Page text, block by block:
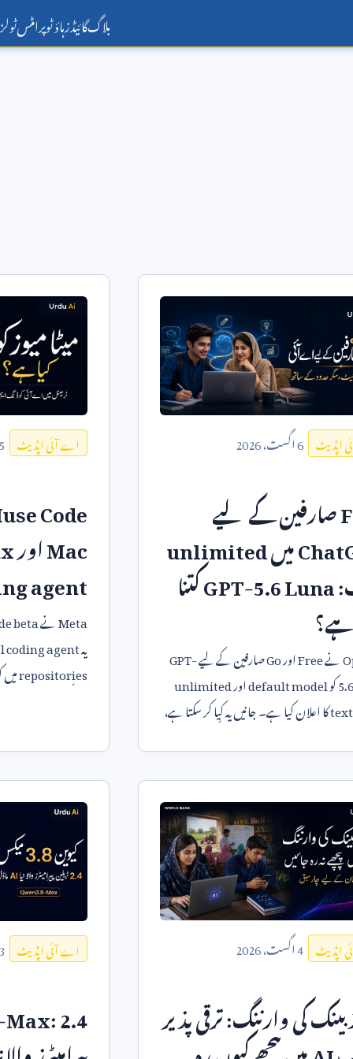
بلاگگائیڈزہاؤ ٹوپرامٹسٹولز
اپڈیٹ 6اگست،2026
صارفین کے لیے
میںunlimited
GPT-5.6 Lunaکتنا
ہے؟
نےFreeاورGoصارفین کے لیےGPT-
کوdefault modelاورunlimited
کا اعلان کیا ہے۔ جانیں یہ کیا کر سکتا ہے،
اے آئی اپڈیٹ 5
Code
Macاور
agent
Metaنےbeta
یہagent
repositories
اپڈیٹ 4اگست،2026
کی وارننگ: ترقی پذیر
اے آئی اپڈیٹ 3
2.4